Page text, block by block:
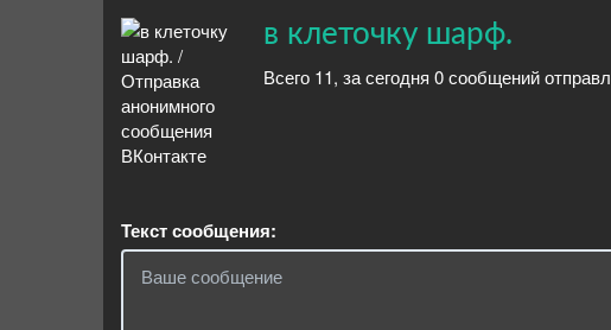
в клеточку шарф.
Всего 11, за сегодня 0 сообщений
Текст сообщения: